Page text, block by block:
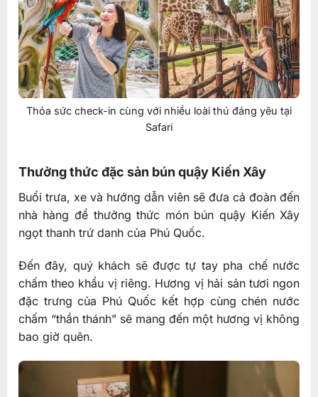
Thỏa sức check-in cùng với nhiều loài thú đáng yêu tại
Safari
Thưởng thức đặc sản bún quậy Kiến Xây
Buổi trưa, xe và hướng dẫn viên sẽ đưa cả đoàn đến
nhà hàng để thưởng thức món bún quậy Kiến Xây
ngọt thanh trứ danh của Phú Quốc.
Đến đây, quý khách sẽ được tự tay pha chế nước
chấm theo khẩu vị riêng. Hương vị hải sản tươi ngon
đặc trưng của Phú Quốc kết hợp cùng chén nước
chấm “thần thánh” sẽ mang đến một hương vị không
bao giờ quên.